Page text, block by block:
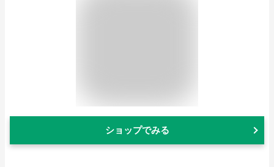
ショップでみる